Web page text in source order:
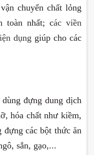
chuyển chất lỏng
toàn nhất; các viền
dụng giúp cho các
đựng dung dịch
hóa chất như kiềm,
các bột thức ăn
sắn, gạo,...